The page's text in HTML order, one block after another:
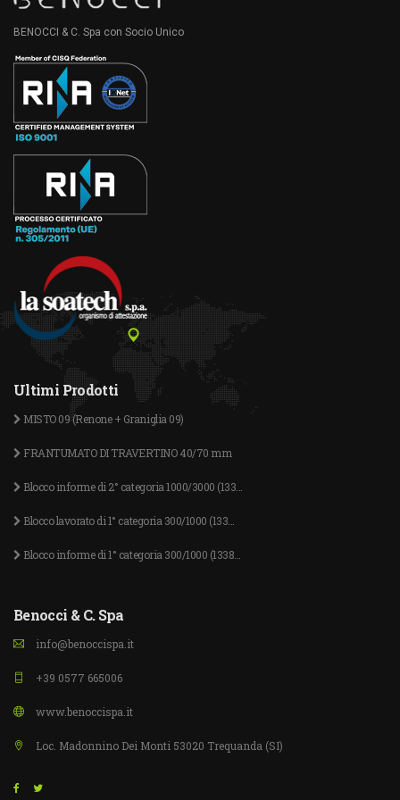
BENOCCI & C. Spa con Socio Unico
Ultimi Prodotti
MISTO 09 (Renone + Graniglia 09)
FRANTUMATO DI TRAVERTINO 40/70 mm
Blocco informe di 2° categoria 1000/3000 (133...
Blocco lavorato di 1° categoria 300/1000 (133...
Blocco informe di 1° categoria 300/1000 (1338...
Benocci & C. Spa
info@benoccispa.it
+39 0577 665006
www.benoccispa.it
Loc. Madonnino Dei Monti 53020 Trequanda (SI)